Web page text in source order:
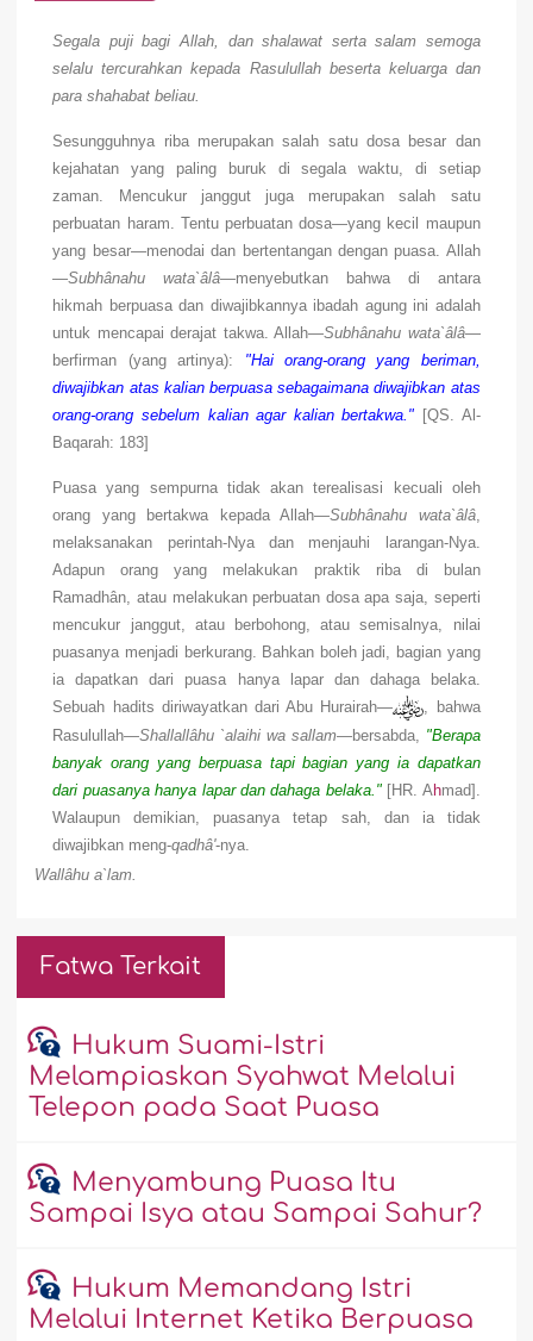
Segala puji bagi Allah, dan shalawat serta salam semoga
selalu tercurahkan kepada Rasulullah beserta keluarga dan
para shahabat beliau.
Sesungguhnya riba merupakan salah satu dosa besar dan
kejahatan yang paling buruk di segala waktu, di setiap
zaman. Mencukur janggut juga merupakan salah satu
perbuatan haram. Tentu perbuatan dosa—yang kecil maupun
yang besar—menodai dan bertentangan dengan puasa. Allah
—Subhânahu wata`âlâ—menyebutkan bahwa di antara
hikmah berpuasa dan diwajibkannya ibadah agung ini adalah
untuk mencapai derajat takwa. Allah—Subhânahu wata`âlâ—
berfirman (yang artinya):
"Hai orang-orang yang beriman,
diwajibkan atas kalian berpuasa sebagaimana diwajibkan atas
orang-orang sebelum kalian agar kalian bertakwa." [QS. Al-
Baqarah: 183]
Puasa yang sempurna tidak akan terealisasi kecuali oleh
orang yang bertakwa kepada Allah—Subhânahu wata`âlâ,
melaksanakan perintah-Nya dan menjauhi larangan-Nya.
Adapun orang yang melakukan praktik riba di bulan
Ramadhân, atau melakukan perbuatan dosa apa saja, seperti
mencukur janggut, atau berbohong, atau semisalnya, nilai
puasanya menjadi berkurang. Bahkan boleh jadi, bagian yang
ia dapatkan dari puasa hanya lapar dan dahaga belaka.
Sebuah hadits diriwayatkan dari Abu Hurairah—
, bahwa
Rasulullah—Shallallâhu `alaihi wa sallam—bersabda, "Berapa
banyak orang yang berpuasa tapi bagian yang ia dapatkan
dari puasanya hanya lapar dan dahaga belaka."[HR. Ahmad].
Walaupun demikian, puasanya tetap sah, dan ia tidak
diwajibkan meng-qadhâ'-nya.
Wallâhu a`lam.
Fatwa Terkait
Hukum Suami-Istri
Melampiaskan Syahwat Melalui
Telepon pada Saat Puasa
Menyambung Puasa Itu
Sampai Isya atau Sampai Sahur?
Hukum Memandang Istri
Melalui Internet Ketika Berpuasa